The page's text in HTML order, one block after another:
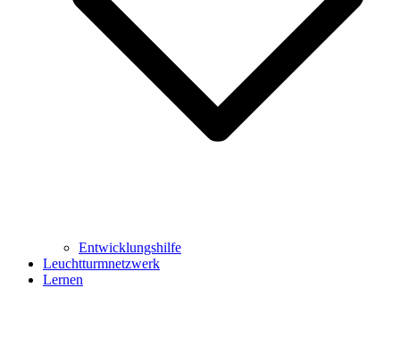
Entwicklungshilfe
Leuchtturmnetzwerk
Lernen